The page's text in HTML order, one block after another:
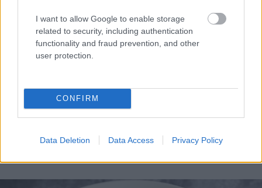
I want to allow Google to enable storage
related to security, including authentication
functionality and fraud prevention, and other
user protection.
CONFIRM
Data Deletion Data Access Privacy Policy